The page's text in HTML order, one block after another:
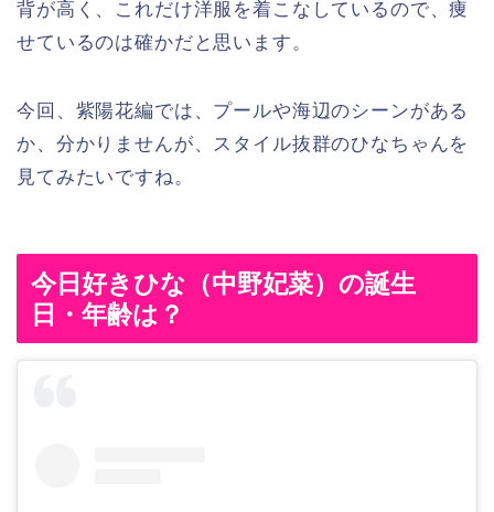
背が高く、これだけ洋服を着こなしているので、痩
せているのは確かだと思います。
今回、紫陽花編では、プールや海辺のシーンがある
か、分かりませんが、スタイル抜群のひなちゃんを
見てみたいですね。
今日好きひな（中野妃菜）の誕生
日・年齢は？